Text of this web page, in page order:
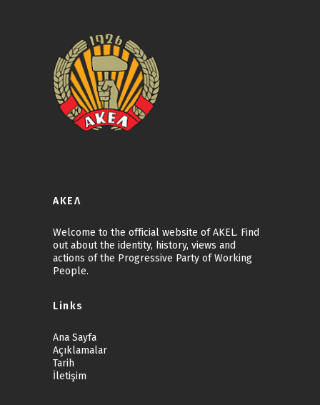
ΑΚΕΛ
Welcome to the official website of AKEL. Find
out about the identity, history, views and
actions of the Progressive Party of Working
People.
Links
Ana Sayfa
Açıklamalar
Tarih
İletişim